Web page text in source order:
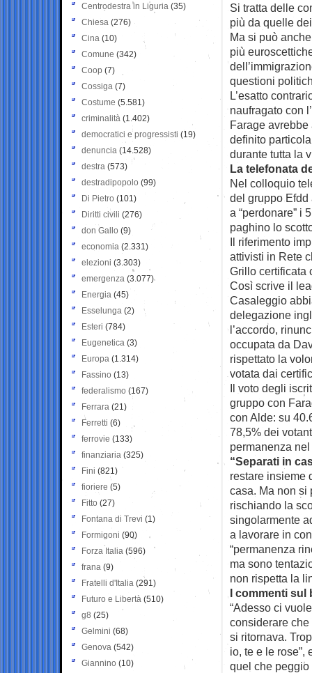
Si tratta delle
più da quelle
Ma si può
più
questioni
L’esatto
naufragato con
Farage
definito
durante tutta la
La telefonata
Nel colloquio
del gruppo
a “perdonare” i
paghino lo
Il riferimento
attivisti in Rete
Grillo certificata
Così scrive il
Casaleggio
delegazione
l’accordo,
occupata da
rispettato la
votata dai
Il voto degli
gruppo con
con Alde: su
78,5% dei
permanenza
“Separati in
restare insieme
casa. Ma non si
rischiando la
singolarmente
a lavorare in
“permanenza
ma sono
non rispetta la
I commenti sul
“Adesso ci
considerare
si ritornava.
io, te e le rose”,
quel che
Centrodestra in Liguria (35)
Chiesa (276)
Cina (10)
Comune (342)
Coop (7)
Cossiga (7)
Costume (5.581)
criminalità (1.402)
democratici e progressisti (19)
denuncia (14.528)
destra (573)
destradipopolo (99)
Di Pietro (101)
Diritti civili (276)
don Gallo (9)
economia (2.331)
elezioni (3.303)
emergenza (3.077)
Energia (45)
Esselunga (2)
Esteri (784)
Eugenetica (3)
Europa (1.314)
Fassino (13)
federalismo (167)
Ferrara (21)
Ferretti (6)
ferrovie (133)
finanziaria (325)
Fini (821)
fioriere (5)
Fitto (27)
Fontana di Trevi (1)
Formigoni (90)
Forza Italia (596)
frana (9)
Fratelli d'Italia (291)
Futuro e Libertà (510)
g8 (25)
Gelmini (68)
Genova (542)
Giannino (10)